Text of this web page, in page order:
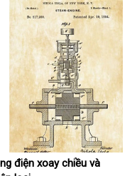
điện xoay chiều và